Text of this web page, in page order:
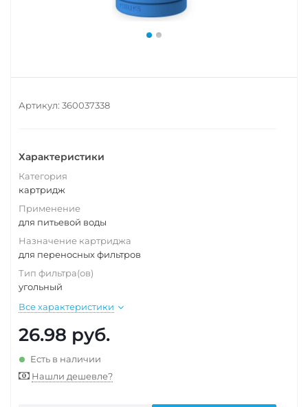
Артикул: 360037338
Характеристики
Категория
картридж
Применение
для питьевой воды
Назначение картриджа
для переносных фильтров
Тип фильтра(ов)
угольный
Все характеристики
26.98 руб.
Есть в наличии
Нашли дешевле?